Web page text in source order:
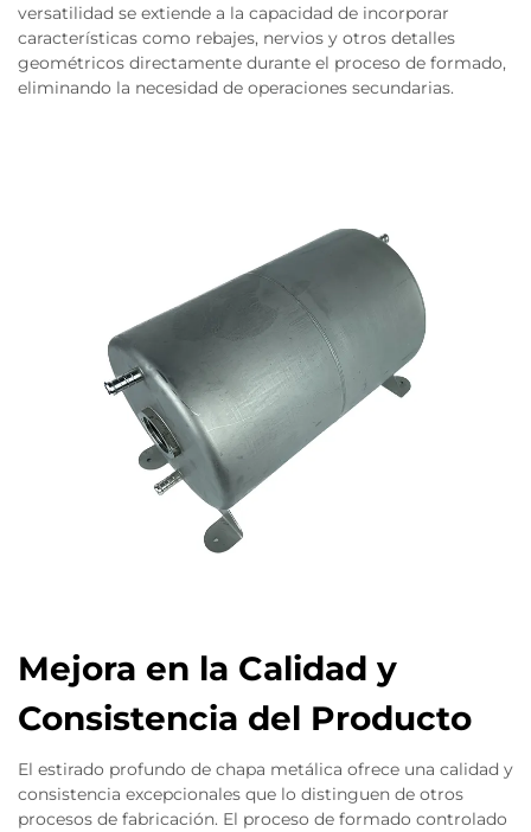
versatilidad se extiende a la capacidad de incorporar
características como rebajes, nervios y otros detalles
geométricos directamente durante el proceso de formado,
eliminando la necesidad de operaciones secundarias.
Mejora en la Calidad y
Consistencia del Producto
El estirado profundo de chapa metálica ofrece una calidad y
consistencia excepcionales que lo distinguen de otros
procesos de fabricación. El proceso de formado controlado